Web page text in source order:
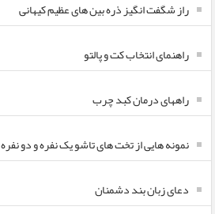
راز شگفت انگیز ذره بین های عظیم کیهانی
راهنمای انتخاب کت و پالتو
راههای درمان کبد چرب
نمونه هایی از تخت های تاشو یک نفره و دو نفره
دعای زبان بند دشمنان